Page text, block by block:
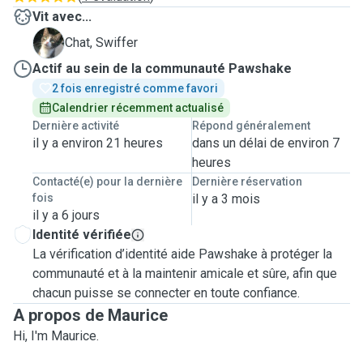
Vit avec...
S
Chat, Swiffer
Actif au sein de la communauté Pawshake
2 fois enregistré comme favori
Calendrier récemment actualisé
Dernière activité
il y a environ 21 heures
Répond généralement
dans un délai de environ 7
heures
Contacté(e) pour la dernière
fois
il y a 6 jours
Dernière réservation
il y a 3 mois
Identité vérifiée
La vérification d’identité aide Pawshake à protéger la
communauté et à la maintenir amicale et sûre, afin que
chacun puisse se connecter en toute confiance.
A propos de Maurice
Hi, I'm Maurice.